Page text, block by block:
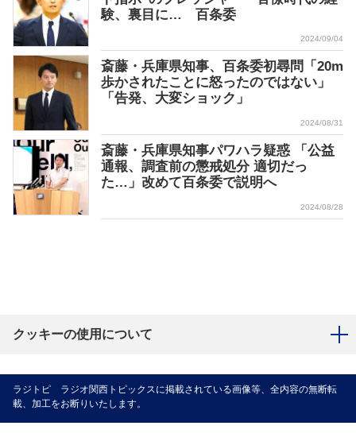
験、裏目に… 百条委
2024/09/04
斎藤・兵庫県知事、百条委初尋問「20m
歩かされたことに怒ったのではない」
「告発、大変ショック」
2024/08/31
斎藤・兵庫県知事パワハラ疑惑 「公益
通報、調査前の懲戒処分 適切だっ
た…」改めて百条委で説明へ
2024/08/28
クッキーの使用について
ラジトピ ラジオ関西トピックスに掲載されている画像等、全内容の無断転
載、加工をお断りいたします。